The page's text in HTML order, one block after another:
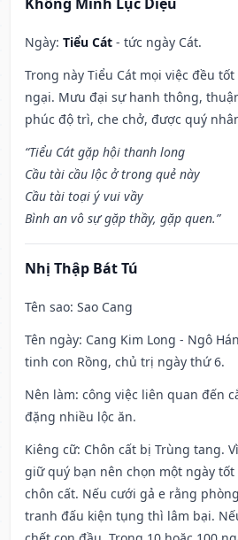
Ngày: Tiểu Cát - tức ngày Cát.
Trong này Tiểu Cát mọi việc đều
ngại. Mưu đại sự hanh thông,
phúc độ trì, che chở, được quý
“Tiểu Cát gặp hội thanh long
Cầu tài cầu lộc ở trong quẻ này
Cầu tài toại ý vui vầy
Bình an vô sự gặp thầy, gặp quen.”
Nhị Thập Bát Tú
Tên sao: Sao Cang
Tên ngày: Cang Kim Long - Ngô
tinh con Rồng, chủ trị ngày thứ 6.
Nên làm: công việc liên quan đến
đặng nhiều lộc ăn.
Kiêng cữ: Chôn cất bị Trùng tang.
giữ quý bạn nên chọn một ngày
chôn cất. Nếu cưới gả e rằng
tranh đấu kiện tụng thì lâm bại.